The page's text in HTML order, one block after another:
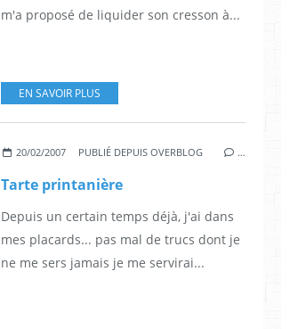
m'a proposé de liquider son cresson à...
EN SAVOIR PLUS
20/02/2007 PUBLIÉ DEPUIS OVERBLOG …
Tarte printanière
Depuis un certain temps déjà, j'ai dans
mes placards... pas mal de trucs dont je
ne me sers jamais je me servirai...